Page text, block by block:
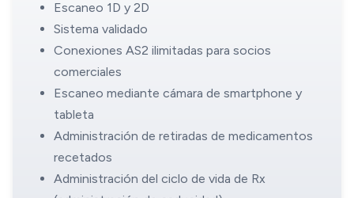
Escaneo 1D y 2D
Sistema validado
Conexiones AS2 ilimitadas para socios
comerciales
Escaneo mediante cámara de smartphone y
tableta
Administración de retiradas de medicamentos
recetados
Administración del ciclo de vida de Rx